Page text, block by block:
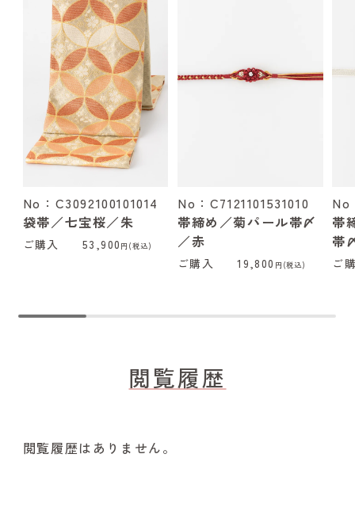
No：C3092100101014
袋帯／七宝桜／朱
ご購入 53,900 円(税込)
No：C7121101531010
帯締め／菊パール帯〆
／赤
ご購入 19,800 円(税込)
No
帯
帯
ご
閲覧履歴
閲覧履歴はありません。